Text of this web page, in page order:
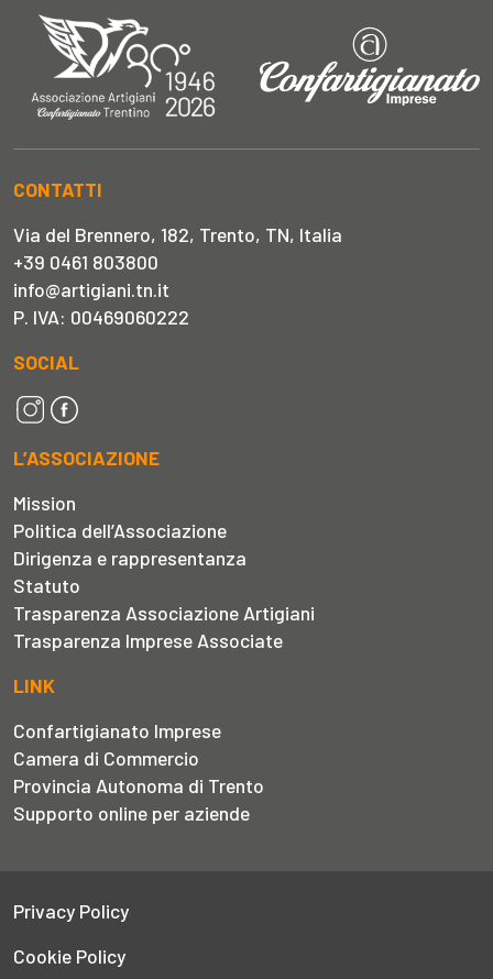
CONTATTI
Via del Brennero, 182, Trento, TN, Italia
+39 0461 803800
info@artigiani.tn.it
P. IVA: 00469060222
SOCIAL
L’ASSOCIAZIONE
Mission
Politica dell’Associazione
Dirigenza e rappresentanza
Statuto
Trasparenza Associazione Artigiani
Trasparenza Imprese Associate
LINK
Confartigianato Imprese
Camera di Commercio
Provincia Autonoma di Trento
Supporto online per aziende
Privacy Policy
Cookie Policy